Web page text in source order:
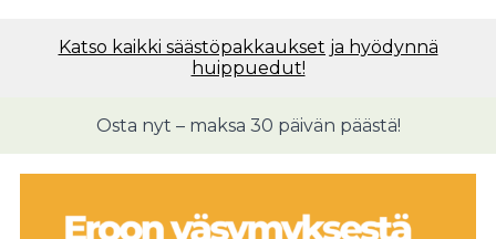
Katso kaikki säästöpakkaukset ja hyödynnä
huippuedut!
Osta nyt – maksa 30 päivän päästä!